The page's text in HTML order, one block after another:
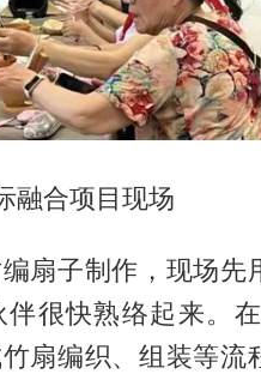
融合项目现场
扇子制作，现场
很快熟络起来。
扇编织、组装等